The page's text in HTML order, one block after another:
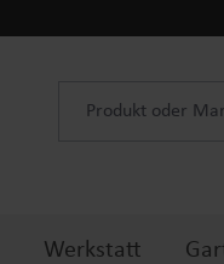
Werkstatt